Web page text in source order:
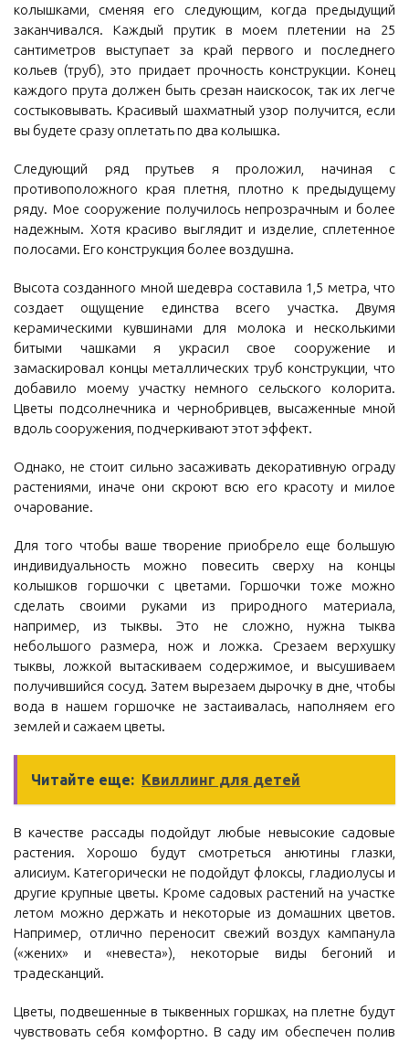
колышками, сменяя его следующим, когда предыдущий
заканчивался. Каждый прутик в моем плетении на 25
сантиметров выступает за край первого и последнего
кольев (труб), это придает прочность конструкции. Конец
каждого прута должен быть срезан наискосок, так их легче
состыковывать. Красивый шахматный узор получится, если
вы будете сразу оплетать по два колышка.
Следующий ряд прутьев я проложил, начиная с
противоположного края плетня, плотно к предыдущему
ряду. Мое сооружение получилось непрозрачным и более
надежным. Хотя красиво выглядит и изделие, сплетенное
полосами. Его конструкция более воздушна.
Высота созданного мной шедевра составила 1,5 метра, что
создает ощущение единства всего участка. Двумя
керамическими кувшинами для молока и несколькими
битыми чашками я украсил свое сооружение и
замаскировал концы металлических труб конструкции, что
добавило моему участку немного сельского колорита.
Цветы подсолнечника и чернобривцев, высаженные мной
вдоль сооружения, подчеркивают этот эффект.
Однако, не стоит сильно засаживать декоративную ограду
растениями, иначе они скроют всю его красоту и милое
очарование.
Для того чтобы ваше творение приобрело еще большую
индивидуальность можно повесить сверху на концы
колышков горшочки с цветами. Горшочки тоже можно
сделать своими руками из природного материала,
например, из тыквы. Это не сложно, нужна тыква
небольшого размера, нож и ложка. Срезаем верхушку
тыквы, ложкой вытаскиваем содержимое, и высушиваем
получившийся сосуд. Затем вырезаем дырочку в дне, чтобы
вода в нашем горшочке не застаивалась, наполняем его
землей и сажаем цветы.
Читайте еще: Квиллинг для детей
В качестве рассады подойдут любые невысокие садовые
растения. Хорошо будут смотреться анютины глазки,
алисиум. Категорически не подойдут флоксы, гладиолусы и
другие крупные цветы. Кроме садовых растений на участке
летом можно держать и некоторые из домашних цветов.
Например, отлично переносит свежий воздух кампанула
(«жених» и «невеста»), некоторые виды бегоний и
традесканций.
Цветы, подвешенные в тыквенных горшках, на плетне будут
чувствовать себя комфортно. В саду им обеспечен полив